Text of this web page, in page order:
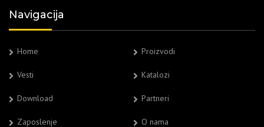
Navigacija
Home Proizvodi
Vesti Katalozi
Download Partneri
Zaposlenje O nama